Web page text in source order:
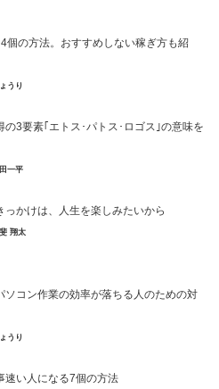
個の方法。おすすめしない稼ぎ方も紹
うり
の3要素｢エトス･パトス･ロゴス｣の意味を
一平
っかけは、人生を楽しみたいから
翔太
ソコン作業の効率が落ちる人のための対
うり
速い人になる7個の方法